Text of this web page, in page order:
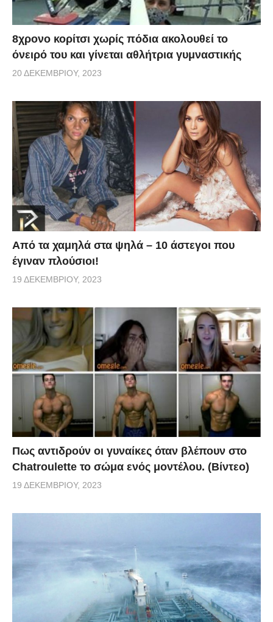
8χρονο κορίτσι χωρίς πόδια ακολουθεί το
όνειρό του και γίνεται αθλήτρια γυμναστικής
20 ΔΕΚΕΜΒΡΊΟΥ, 2023
Από τα χαμηλά στα ψηλά – 10 άστεγοι που
έγιναν πλούσιοι!
19 ΔΕΚΕΜΒΡΊΟΥ, 2023
Πως αντιδρούν οι γυναίκες όταν βλέπουν στο
Chatroulette το σώμα ενός μοντέλου. (Βίντεο)
19 ΔΕΚΕΜΒΡΊΟΥ, 2023